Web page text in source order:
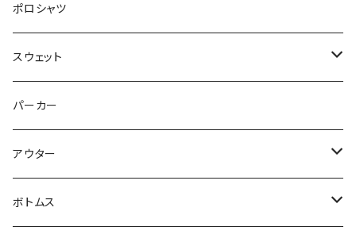
タンクトップ
ポロシャツ
スウェット
トップス
パンツ
パーカー
アウター
ジャケット
ボトムス